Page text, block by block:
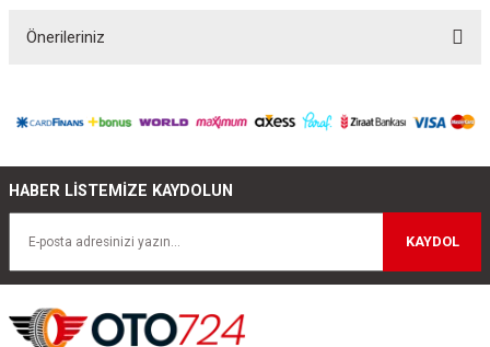
Önerileriniz
iletebilirsiniz.
Ürün açıklamasında eksik bilgiler bulunuyor.
Bu ürüne benzer farklı alternatifler olmalı.
HABER LİSTEMİZE KAYDOLUN
KAYDOL